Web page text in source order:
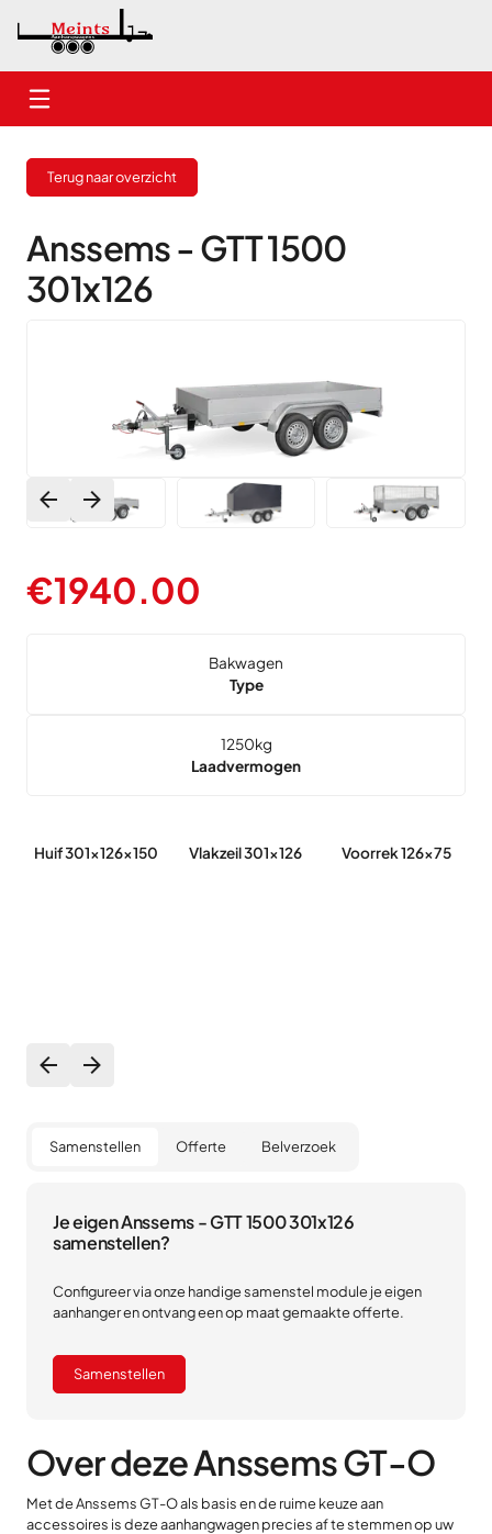
Nieuwe aanhangwagens
Gebruikte aanhangwagens
Verhuur
Terug naar overzicht
Anssems - GTT 1500
301x126
€1940.00
Bakwagen
Type
1250kg
Laadvermogen
Huif 301x126x150 Vlakzeil 301x126 Voorrek 126x75
Samenstellen Offerte Belverzoek
Je eigen Anssems - GTT 1500 301x126
samenstellen?
Configureer via onze handige samenstel module je eigen
aanhanger en ontvang een op maat gemaakte offerte.
Samenstellen
Over deze Anssems GT-O
Met de Anssems GT-O als basis en de ruime keuze aan
accessoires is deze aanhangwagen precies af te stemmen op uw